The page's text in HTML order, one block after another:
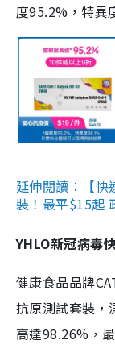
度95.2%，特異
延伸閱讀：【快
裝！最平$15起
YHLO新冠病毒
健康食品品牌
抗原測試套裝，
高達98.26%，